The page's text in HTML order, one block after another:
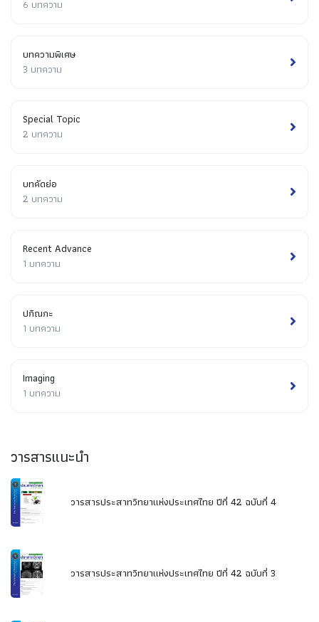
6 บทความ
บทความพิเศษ
3 บทความ
Special Topic
2 บทความ
บทคัดย่อ
2 บทความ
Recent Advance
1 บทความ
ปกิณกะ
1 บทความ
Imaging
1 บทความ
วารสารแนะนำ
วารสารประสาทวิทยาแห่งประเทศไทย ปีที่ 42 ฉบับที่ 4
วารสารประสาทวิทยาแห่งประเทศไทย ปีที่ 42 ฉบับที่ 3